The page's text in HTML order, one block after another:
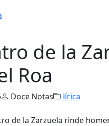
de la
Roa
Doce Notas lírica